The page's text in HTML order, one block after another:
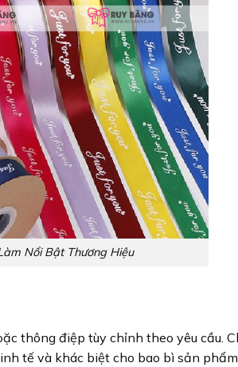
Nổi Bật Thương Hiệu
thông điệp tùy chỉnh theo yêu cầu.
tế và khác biệt cho bao bì sản